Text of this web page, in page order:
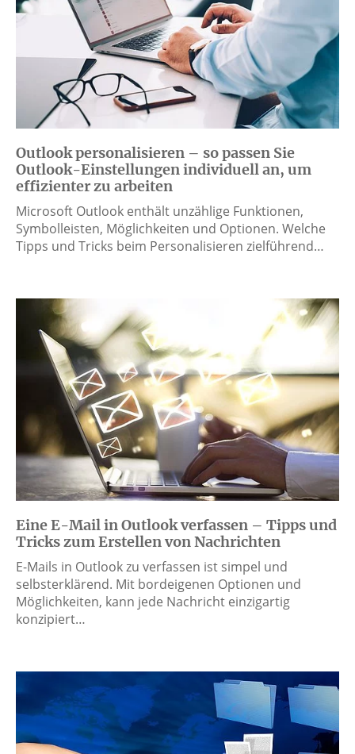
Outlook personalisieren – so passen Sie
Outlook-Einstellungen individuell an, um
effizienter zu arbeiten
Microsoft Outlook enthält unzählige Funktionen,
Symbolleisten, Möglichkeiten und Optionen. Welche
Tipps und Tricks beim Personalisieren zielführend…
Eine E-Mail in Outlook verfassen – Tipps und
Tricks zum Erstellen von Nachrichten
E-Mails in Outlook zu verfassen ist simpel und
selbsterklärend. Mit bordeigenen Optionen und
Möglichkeiten, kann jede Nachricht einzigartig
konzipiert…